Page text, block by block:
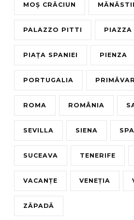
MOȘ CRĂCIUN
PALAZZO PITTI PIAZZA
PIAȚA SPANIEI PIENZA
PORTUGALIA
ROMA ROMÂNIA
SEVILLA SIENA
SUCEAVA TENERIFE
VACANȚE VENEȚIA
ZĂPADĂ